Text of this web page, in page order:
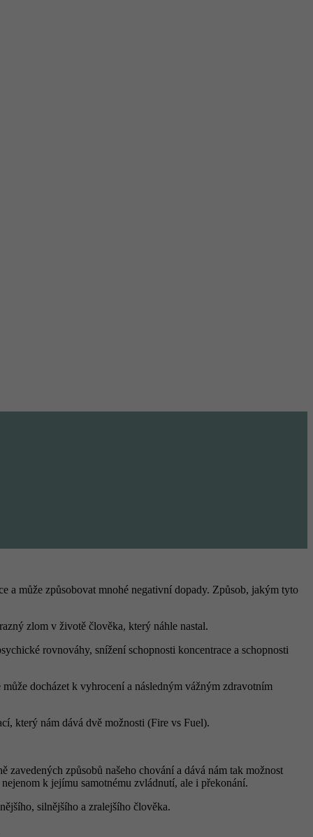
a může způsobovat mnohé negativní dopady. Způsob, jakým tyto
zlom v životě člověka, který náhle nastal.
rovnováhy, snížení schopnosti koncentrace a schopnosti
docházet k vyhrocení a následným vážným zdravotním
který nám dává dvě možnosti (Fire vs Fuel).
způsobů našeho chování a dává nám tak možnost
k jejímu samotnému zvládnutí, ale i překonání.
silnějšího a zralejšího člověka.